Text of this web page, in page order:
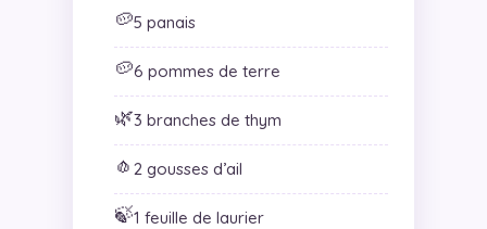
🥔5 panais
🥔6 pommes de terre
🌿3 branches de thym
🧄 2 gousses d’ail
🍃1 feuille de laurier